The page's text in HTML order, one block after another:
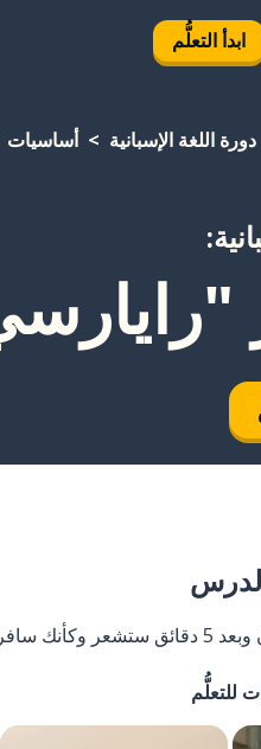
ابدأ التعلُّم
دورة اللغة الإسبانية أساسيات
مرة أخرى.